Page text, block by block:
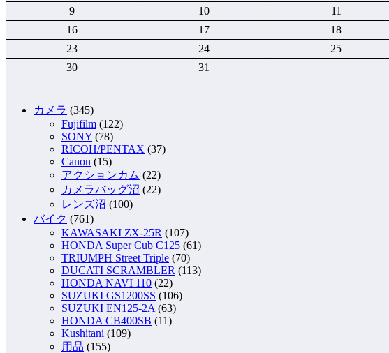
9
10 11
16
17 18
23
24 25
30
31
カメラ (345)
Fujifilm (122)
SONY (78)
RICOH/PENTAX (37)
Canon (15)
アクションカム (22)
カメラバッグ沼 (22)
レンズ沼 (100)
バイク (761)
KAWASAKI ZX-25R (107)
HONDA Super Cub C125 (61)
TRIUMPH Street Triple (70)
DUCATI SCRAMBLER (113)
HONDA NAVI 110 (22)
SUZUKI GS1200SS (106)
SUZUKI EN125-2A (63)
HONDA CB400SB (11)
Kushitani (109)
用品 (155)